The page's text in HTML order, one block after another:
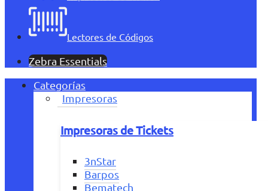
Lectores de Códigos
Zebra Essentials
Categorías
Impresoras
Impresoras de Tickets
3nStar
Barpos
Bematech